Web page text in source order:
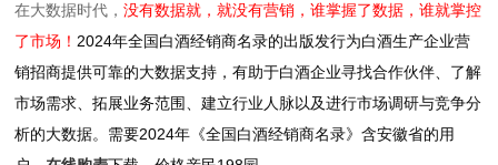
在大数据时代，没有数据就，就没有营销，谁掌握了数据，谁就掌控
了市场！ 2024年全国白酒经销商名录的出版发行为白酒生产企业营
销招商提供可靠的大数据支持，有助于白酒企业寻找合作伙伴、了解
市场需求、拓展业务范围、建立行业人脉以及进行市场调研与竞争分
析的大数据。需要2024年《全国白酒经销商名录》含安徽省的用